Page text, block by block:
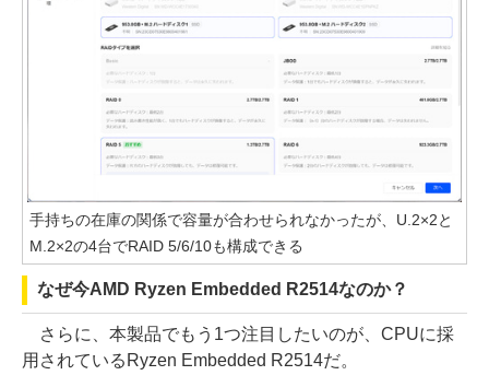
手持ちの在庫の関係で容量が合わせられなかったが、U.2×2と
M.2×2の4台でRAID 5/6/10も構成できる
なぜ今AMD Ryzen Embedded R2514なのか？
さらに、本製品でもう1つ注目したいのが、CPUに採
用されているRyzen Embedded R2514だ。